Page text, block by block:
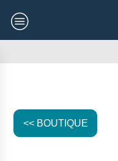
<< BOUTIQUE